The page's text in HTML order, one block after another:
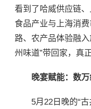
看到了哈威供应链
食品产业与上海消
路、农产品体验融
州味道”带回家，真
晚宴赋能：数
5月22日晚的“